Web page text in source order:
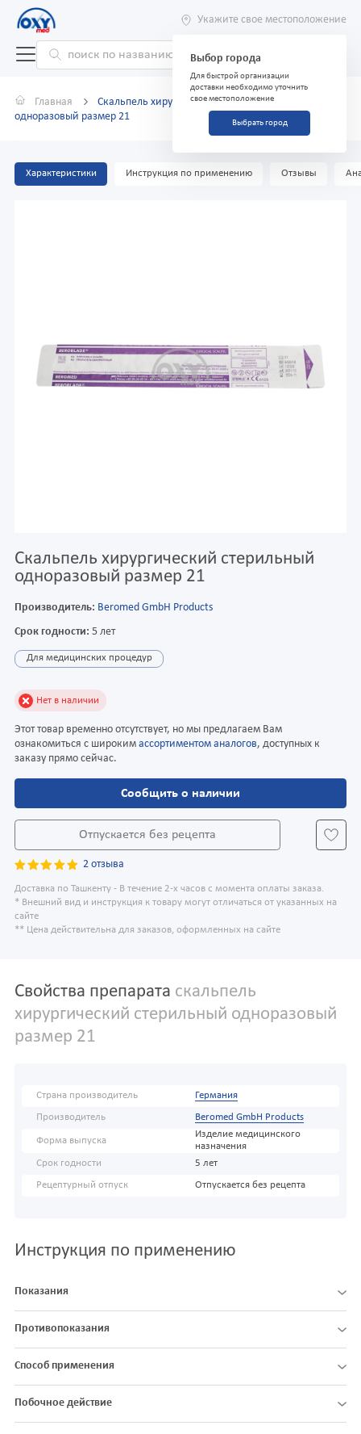
Укажите свое местоположение
Выбор города
Для быстрой организации
доставки необходимо уточнить
свое местоположение
Выбрать город
Главная
Скальпель хирургический стерильный
одноразовый размер 21
Характеристики Инструкция по применению Отзывы
Скальпель хирургический стерильный
одноразовый размер 21
Производитель: Beromed GmbH Products
Срок годности: 5 лет
Для медицинских процедур
Нет в наличии
Этот товар временно отсутствует, но мы предлагаем Вам
ознакомиться с широким ассортиментом аналогов, доступных к
заказу прямо сейчас.
Сообщить о наличии
Отпускается без рецепта
2 отзыва
Доставка по Ташкенту - В течение 2-х часов с момента оплаты заказа.
* Внешний вид и инструкция к товару могут отличаться от указанных на
сайте
** Цена действительна для заказов, оформленных на сайте
Свойства препарата скальпель
хирургический стерильный одноразовый
размер 21
Страна производитель Германия
Производитель Beromed GmbH Products
Форма выпуска
Изделие медицинского
назначения
Срок годности
5 лет
Рецептурный отпуск Отпускается без рецепта
Инструкция по применению
Показания
Противопоказания
Способ применения
Побочное действие